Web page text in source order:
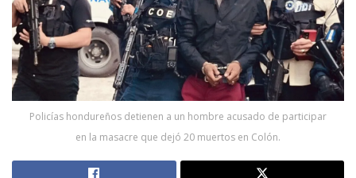
Policías hondureños detienen a un hombre acusado de participar
en la masacre que dejó 20 muertos en Colón.